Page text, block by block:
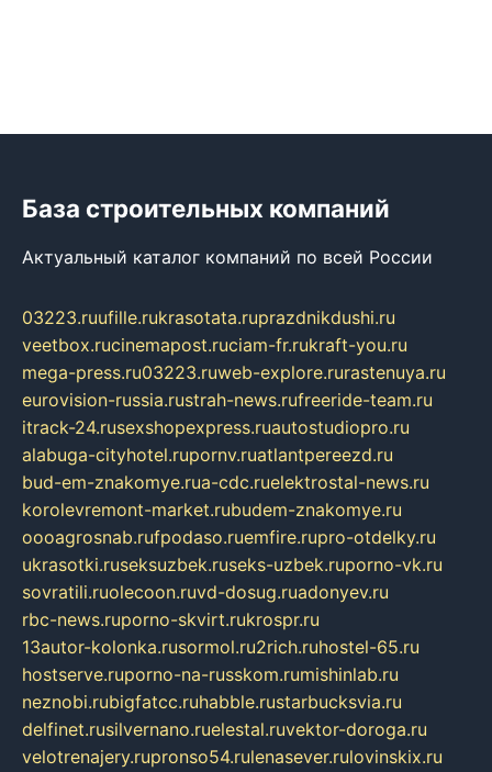
База строительных компаний
Актуальный каталог компаний по всей России
03223.ruufille.rukrasotata.ruprazdnikdushi.ru
veetbox.rucinemapost.ruciam-fr.rukraft-you.ru
mega-press.ru03223.ruweb-explore.rurastenuya.ru
eurovision-russia.rustrah-news.rufreeride-team.ru
itrack-24.rusexshopexpress.ruautostudiopro.ru
alabuga-cityhotel.rupornv.ruatlantpereezd.ru
bud-em-znakomye.rua-cdc.ruelektrostal-news.ru
korolevremont-market.rubudem-znakomye.ru
oooagrosnab.rufpodaso.ruemfire.rupro-otdelky.ru
ukrasotki.ruseksuzbek.ruseks-uzbek.ruporno-vk.ru
sovratili.ruolecoon.ruvd-dosug.ruadonyev.ru
rbc-news.ruporno-skvirt.rukrospr.ru
13autor-kolonka.rusormol.ru2rich.ruhostel-65.ru
hostserve.ruporno-na-russkom.rumishinlab.ru
neznobi.rubigfatcc.ruhabble.rustarbucksvia.ru
delfinet.rusilvernano.ruelestal.ruvektor-doroga.ru
velotrenajery.rupronso54.rulenasever.rulovinskix.ru